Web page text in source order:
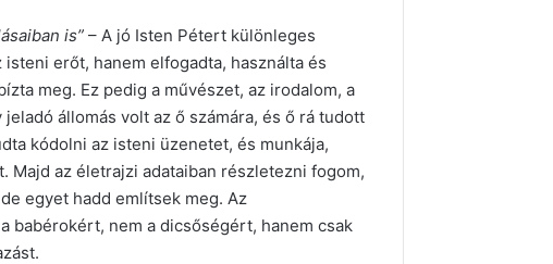
is” – A jó Isten Pétert különleges
erőt, hanem elfogadta, használta és
meg. Ez pedig a művészet, az irodalom, a
állomás volt az ő számára, és ő rá tudott
kódolni az isteni üzenetet, és munkája,
Majd az életrajzi adataiban részletezni fogom,
egyet hadd említsek meg. Az
babérokért, nem a dicsőségért, hanem csak